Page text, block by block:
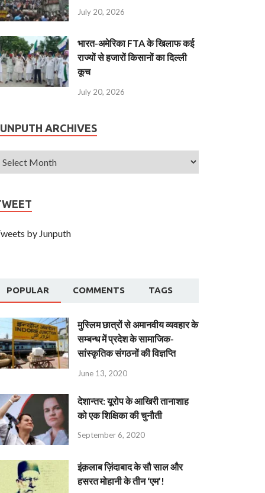
July 20, 2026
भारत-अमेरिका FTA के खिलाफ कई
राज्यों से हजारों किसानों का दिल्ली
कूच
July 20, 2026
ARCHIVES
by Junputh
POPULAR COMMENTS TAGS
मुस्लिम छात्रों से अमानवीय व्यवहार के
सम्बन्ध में प्रदेश के सामाजिक-
सांस्कृतिक संगठनों की विज्ञप्ति
June 13, 2020
देशान्‍तर: यूरोप के आखिरी तानाशाह
को एक शिक्षिका की चुनौती
September 6, 2020
इंक़लाब ज़िंदाबाद के सौ साल और
हसरत मोहानी के तीन ‘एम’!